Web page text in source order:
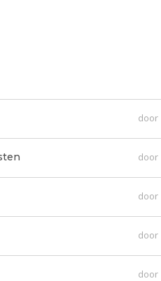
door
door
door
door
door